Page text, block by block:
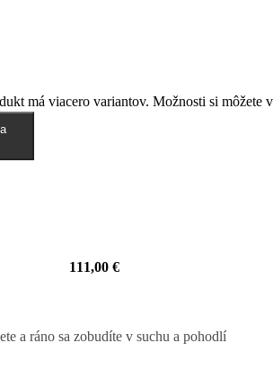
má viacero variantov. Možnosti si môžete
111,00 €
a ráno sa zobudíte v suchu a pohodlí